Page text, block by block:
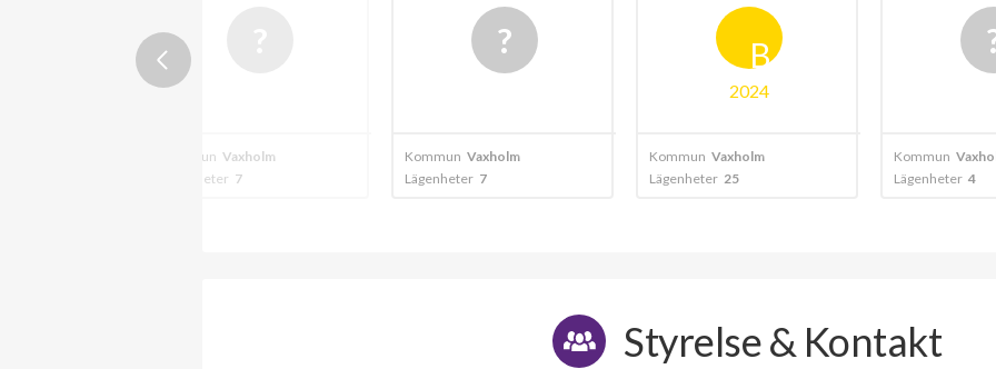
Kommun Vaxholm
Lägenheter 7
Kommun Vaxholm
Lägenheter 7
B
2024
Kommun Vaxholm
Lägenheter 25
Kommun
Lägenheter 4
Styrelse & Kontakt